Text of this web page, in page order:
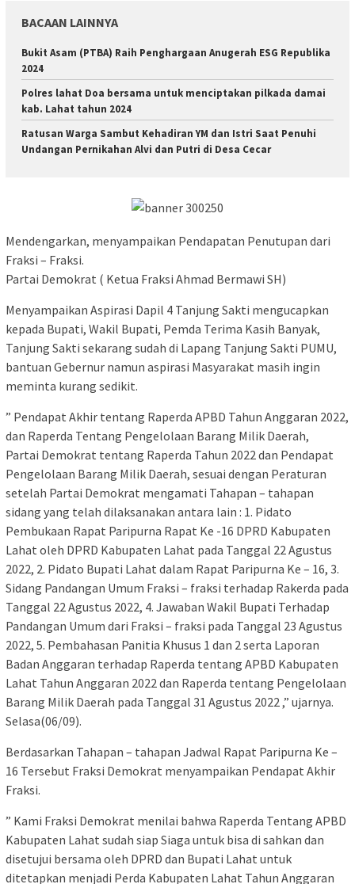
BACAAN LAINNYA
Bukit Asam (PTBA) Raih Penghargaan Anugerah ESG Republika
2024
Polres lahat Doa bersama untuk menciptakan pilkada damai
kab. Lahat tahun 2024
Ratusan Warga Sambut Kehadiran YM dan Istri Saat Penuhi
Undangan Pernikahan Alvi dan Putri di Desa Cecar
Mendengarkan, menyampaikan Pendapatan Penutupan dari
Fraksi – Fraksi.
Partai Demokrat ( Ketua Fraksi Ahmad Bermawi SH)
Menyampaikan Aspirasi Dapil 4 Tanjung Sakti mengucapkan
kepada Bupati, Wakil Bupati, Pemda Terima Kasih Banyak,
Tanjung Sakti sekarang sudah di Lapang Tanjung Sakti PUMU,
bantuan Gebernur namun aspirasi Masyarakat masih ingin
meminta kurang sedikit.
” Pendapat Akhir tentang Raperda APBD Tahun Anggaran 2022,
dan Raperda Tentang Pengelolaan Barang Milik Daerah,
Partai Demokrat tentang Raperda Tahun 2022 dan Pendapat
Pengelolaan Barang Milik Daerah, sesuai dengan Peraturan
setelah Partai Demokrat mengamati Tahapan – tahapan
sidang yang telah dilaksanakan antara lain : 1. Pidato
Pembukaan Rapat Paripurna Rapat Ke -16 DPRD Kabupaten
Lahat oleh DPRD Kabupaten Lahat pada Tanggal 22 Agustus
2022, 2. Pidato Bupati Lahat dalam Rapat Paripurna Ke – 16, 3.
Sidang Pandangan Umum Fraksi – fraksi terhadap Rakerda pada
Tanggal 22 Agustus 2022, 4. Jawaban Wakil Bupati Terhadap
Pandangan Umum dari Fraksi – fraksi pada Tanggal 23 Agustus
2022, 5. Pembahasan Panitia Khusus 1 dan 2 serta Laporan
Badan Anggaran terhadap Raperda tentang APBD Kabupaten
Lahat Tahun Anggaran 2022 dan Raperda tentang Pengelolaan
Barang Milik Daerah pada Tanggal 31 Agustus 2022 ,” ujarnya.
Selasa(06/09).
Berdasarkan Tahapan – tahapan Jadwal Rapat Paripurna Ke –
16 Tersebut Fraksi Demokrat menyampaikan Pendapat Akhir
Fraksi.
” Kami Fraksi Demokrat menilai bahwa Raperda Tentang APBD
Kabupaten Lahat sudah siap Siaga untuk bisa di sahkan dan
disetujui bersama oleh DPRD dan Bupati Lahat untuk
ditetapkan menjadi Perda Kabupaten Lahat Tahun Anggaran